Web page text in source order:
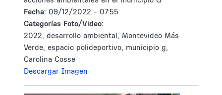
Fecha: 09/12/2022 - 07:55
Categorías Foto/Video:
2022, desarrollo ambiental, Montevideo Más
Verde, espacio polideportivo, municipio g,
Carolina Cosse
Descargar Imagen